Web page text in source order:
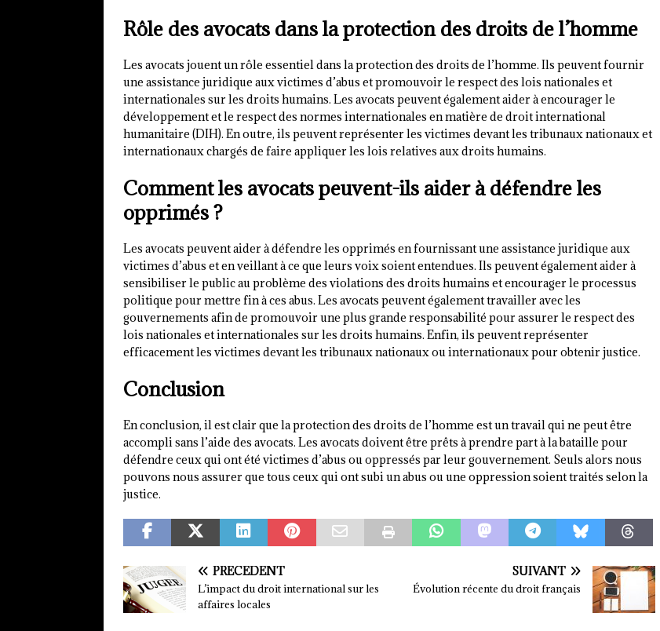
Rôle des avocats dans la protection des droits de l’homme
Les avocats jouent un rôle essentiel dans la protection des droits de l’homme. Ils peuvent fournir
une assistance juridique aux victimes d’abus et promouvoir le respect des lois nationales et
internationales sur les droits humains. Les avocats peuvent également aider à encourager le
développement et le respect des normes internationales en matière de droit international
humanitaire (DIH). En outre, ils peuvent représenter les victimes devant les tribunaux nationaux et
internationaux chargés de faire appliquer les lois relatives aux droits humains.
Comment les avocats peuvent-ils aider à défendre les
opprimés ?
Les avocats peuvent aider à défendre les opprimés en fournissant une assistance juridique aux
victimes d’abus et en veillant à ce que leurs voix soient entendues. Ils peuvent également aider à
sensibiliser le public au problème des violations des droits humains et encourager le processus
politique pour mettre fin à ces abus. Les avocats peuvent également travailler avec les
gouvernements afin de promouvoir une plus grande responsabilité pour assurer le respect des
lois nationales et internationales sur les droits humains. Enfin, ils peuvent représenter
efficacement les victimes devant les tribunaux nationaux ou internationaux pour obtenir justice.
Conclusion
En conclusion, il est clair que la protection des droits de l’homme est un travail qui ne peut être
accompli sans l’aide des avocats. Les avocats doivent être prêts à prendre part à la bataille pour
défendre ceux qui ont été victimes d’abus ou oppressés par leur gouvernement. Seuls alors nous
pouvons nous assurer que tous ceux qui ont subi un abus ou une oppression soient traités selon la
justice.
PRÉCÉDENT
L’impact du droit international sur les
affaires locales
SUIVANT
Évolution récente du droit français